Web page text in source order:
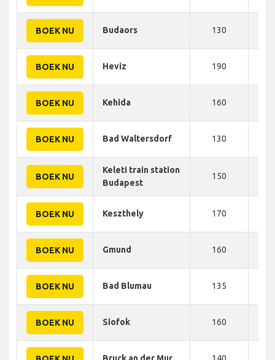
BOEK NU Budaors 130
BOEK NU Heviz 190
BOEK NU Kehida 160
BOEK NU Bad Waltersdorf 130
BOEK NU
Keleti train station
Budapest
150
BOEK NU Keszthely 170
BOEK NU Gmund 160
BOEK NU Bad Blumau 135
BOEK NU Siofok 160
Bruck an der Mur 140